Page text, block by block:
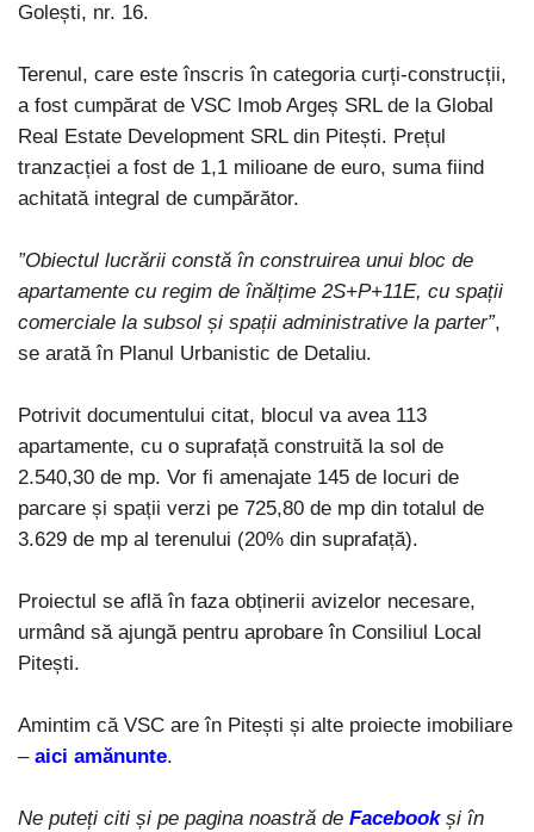
Golești, nr. 16.
Terenul, care este înscris în categoria curți-construcții,
a fost cumpărat de VSC Imob Argeș SRL de la Global
Real Estate Development SRL din Pitești. Prețul
tranzacției a fost de 1,1 milioane de euro, suma fiind
achitată integral de cumpărător.
”Obiectul lucrării constă în construirea unui bloc de
apartamente cu regim de înălțime 2S+P+11E, cu spații
comerciale la subsol și spații administrative la parter”,
se arată în Planul Urbanistic de Detaliu.
Potrivit documentului citat, blocul va avea 113
apartamente, cu o suprafață construită la sol de
2.540,30 de mp. Vor fi amenajate 145 de locuri de
parcare și spații verzi pe 725,80 de mp din totalul de
3.629 de mp al terenului (20% din suprafață).
Proiectul se află în faza obținerii avizelor necesare,
urmând să ajungă pentru aprobare în Consiliul Local
Pitești.
Amintim că VSC are în Pitești și alte proiecte imobiliare
– aici amănunte.
Ne puteți citi și pe pagina noastră de Facebook și în